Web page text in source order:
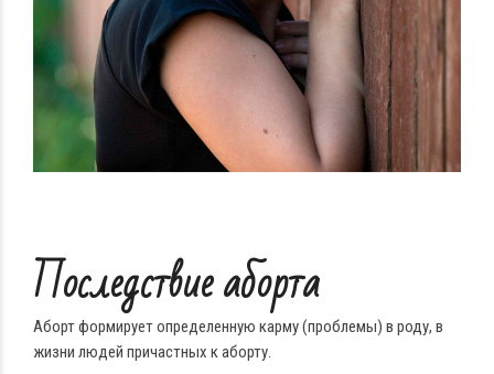
Последствие аборта
Аборт формирует определенную карму (проблемы) в роду, в
жизни людей причастных к аборту.